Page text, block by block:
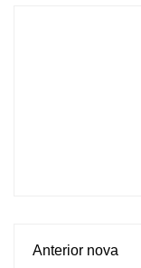
Anterior nova